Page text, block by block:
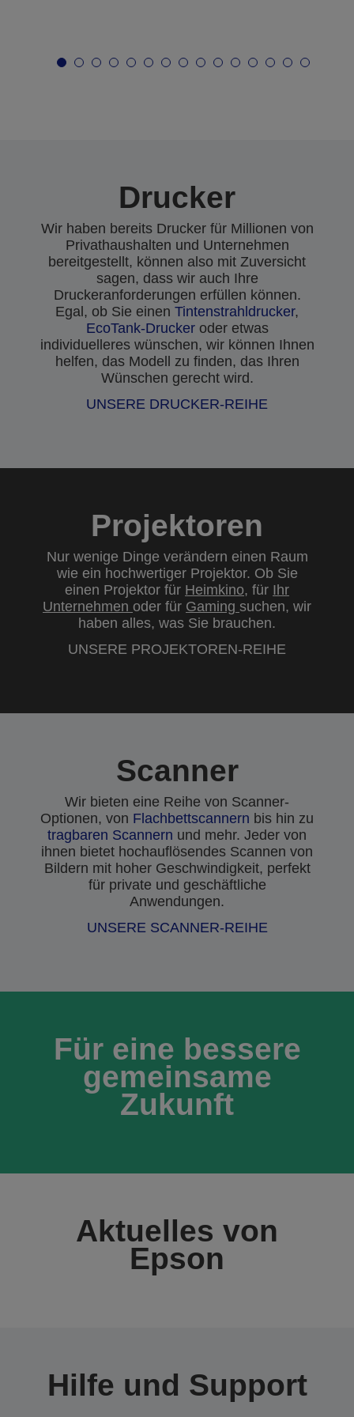
Drucker
Wir haben bereits Drucker für Millionen von
Privathaushalten und Unternehmen
bereitgestellt, können also mit Zuversicht
sagen, dass wir auch Ihre
Druckeranforderungen erfüllen können.
Egal, ob Sie einen Tintenstrahldrucker,
EcoTank-Druckeroder etwas
individuelleres wünschen, wir können Ihnen
helfen, das Modell zu finden, das Ihren
Wünschen gerecht wird.
UNSERE DRUCKER-REIHE
Projektoren
Nur wenige Dinge verändern einen Raum
wie ein hochwertiger Projektor. Ob Sie
einen Projektor für Heimkino, für Ihr
Unternehmen oder für Gaming suchen, wir
haben alles, was Sie brauchen.
UNSERE PROJEKTOREN-REIHE
Scanner
Wir bieten eine Reihe von Scanner-
Optionen, von Flachbettscannern bis hin zu
tragbaren Scannern und mehr. Jeder von
ihnen bietet hochauflösendes Scannen von
Bildern mit hoher Geschwindigkeit, perfekt
für private und geschäftliche
Anwendungen.
UNSERE SCANNER-REIHE
Für eine bessere
gemeinsame
Zukunft
Aktuelles von
Epson
Hilfe und Support